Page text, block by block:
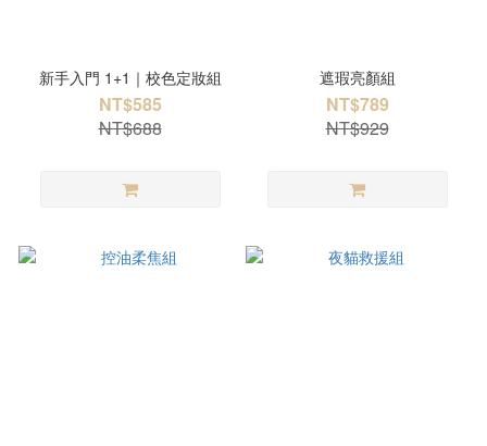
新手入門 1+1｜校色定妝組
NT$585
NT$688
遮瑕亮顏組
NT$789
NT$929